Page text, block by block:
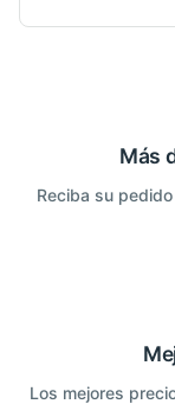
Más
Reciba su
Los mejores